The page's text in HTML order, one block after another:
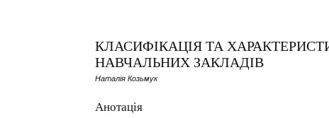
КЛАСИФІКАЦІЯ ТА
НАВЧАЛЬНИХ ЗАКЛАДІВ
Наталія Козьмук
Анотація